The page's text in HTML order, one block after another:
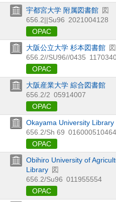
宇都宮大学 附属図書館 図
656.2||Su96 2021004128
OPAC
大阪公立大学 杉本図書館
656.2//SU96//0435
OPAC
大阪産業大学 綜合図書館
656.2/2 05914007
OPAC
Okayama University Library
656.2/Sh 69 016000510464
OPAC
Obihiro University of
Library 図
656.2/Su96 011955554
OPAC